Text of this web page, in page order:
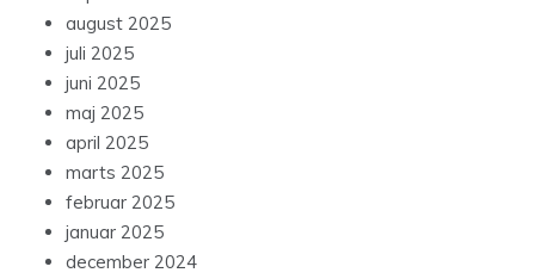
august 2025
juli 2025
juni 2025
maj 2025
april 2025
marts 2025
februar 2025
januar 2025
december 2024